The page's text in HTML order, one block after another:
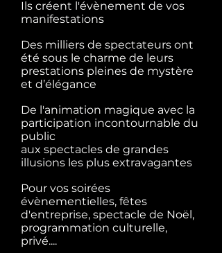
Ils créent l'évènement de vos
manifestations
Des milliers de spectateurs ont
été sous le charme de leurs
prestations pleines de mystère
et d’élégance
De l'animation magique avec la
participation incontournable du
public
aux spectacles de grandes
illusions les plus extravagantes
Pour vos soirées
évènementielles, fêtes
d'entreprise, spectacle de Noël,
programmation culturelle,
privé....